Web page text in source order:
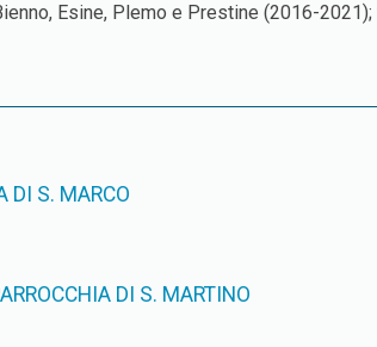
Esine, Plemo e Prestine (2016-2021);
DI S. MARCO
DI S. MARTINO